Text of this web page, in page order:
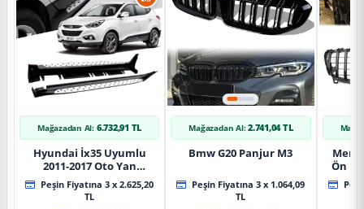
Mağazadan Al: 6.732,91 TL
Hyundai İx35 Uyumlu
2011-2017 Oto Yan
Basamak Koruma Side
Step Bmw Style
Peşin Fiyatına 3 x 2.625,20
TL
Mağazadan Al: 2.741,04 TL
Bmw G20 Panjur M3
Peşin Fiyatına 3 x 1.064,09
TL
Ön